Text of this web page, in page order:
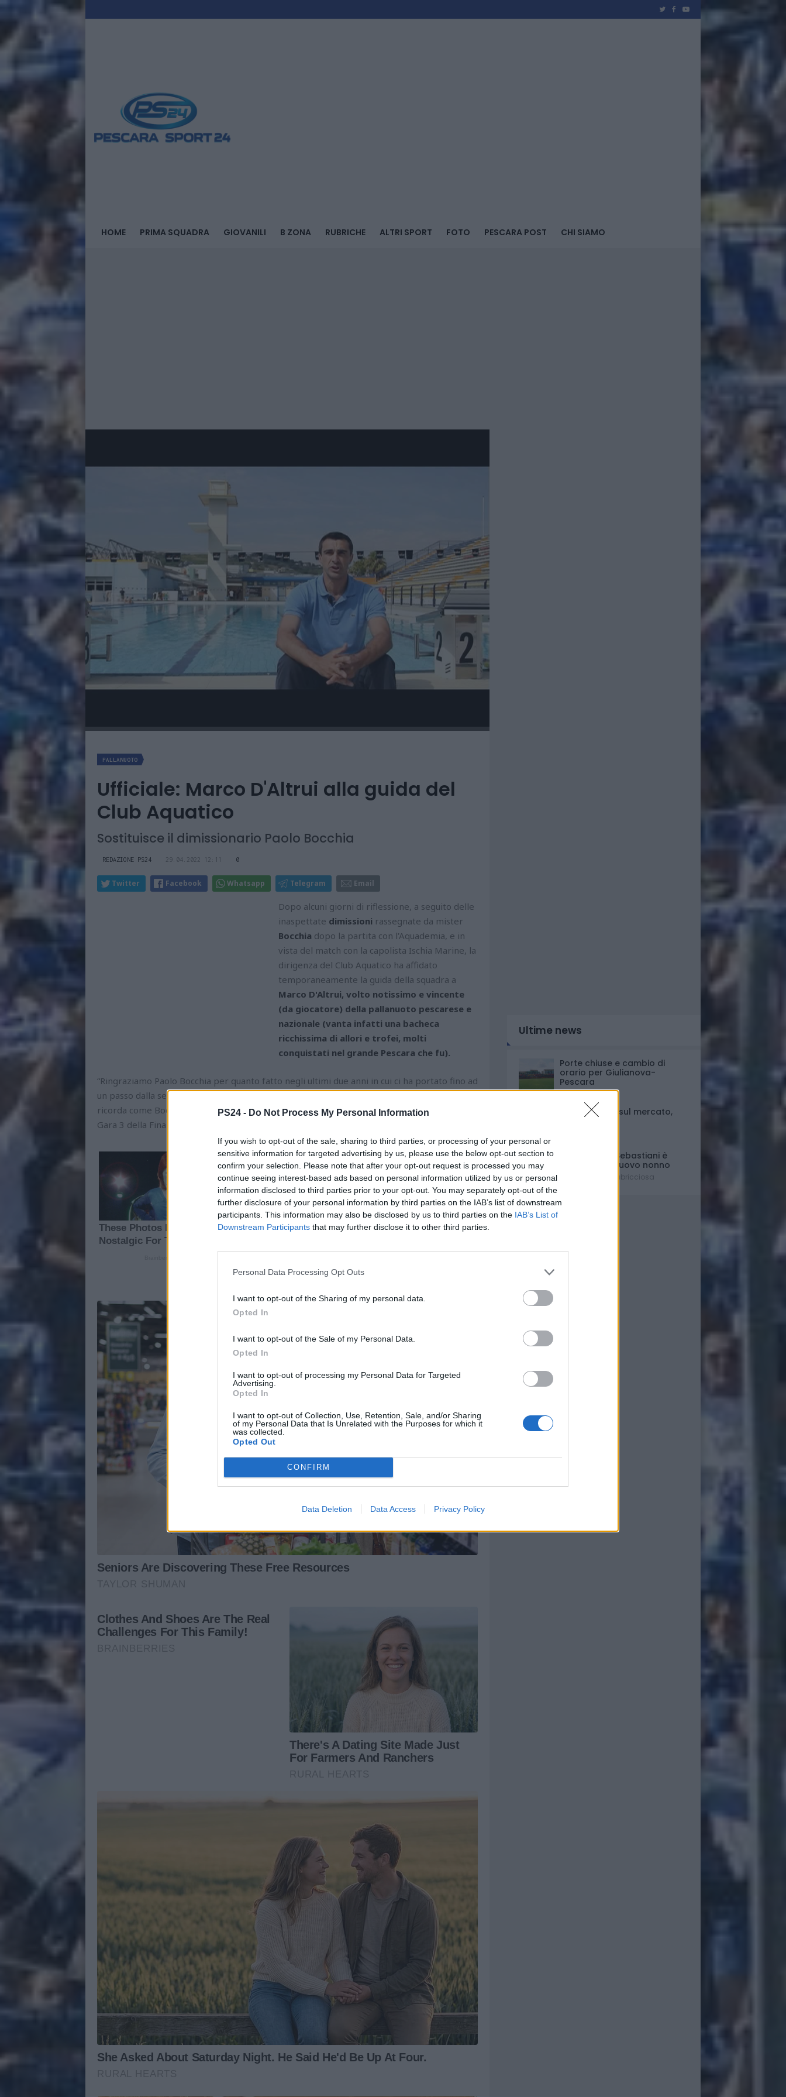
PS24 - Do Not Process My Personal Information
If you wish to opt-out of the sale, sharing to third parties, or processing of your personal or
sensitive information for targeted advertising by us, please use the below opt-out section to
confirm your selection. Please note that after your opt-out request is processed you may
continue seeing interest-based ads based on personal information utilized by us or personal
information disclosed to third parties prior to your opt-out. You may separately opt-out of the
further disclosure of your personal information by third parties on the IAB’s list of downstream
participants. This information may also be disclosed by us to third parties on the IAB’s List of
Downstream Participants that may further disclose it to other third parties.
Personal Data Processing Opt Outs
I want to opt-out of the Sharing of my personal data.
Opted In
I want to opt-out of the Sale of my Personal Data.
Opted In
I want to opt-out of processing my Personal Data for Targeted
Advertising.
Opted In
I want to opt-out of Collection, Use, Retention, Sale, and/or Sharing
of my Personal Data that Is Unrelated with the Purposes for which it
was collected.
Opted Out
CONFIRM
Data Deletion Data Access Privacy Policy
HOME PRIMA SQUADRA GIOVANILI B ZONA RUBRICHE ALTRI SPORT FOTO PESCARA POST CHI SIAMO
PALLANUOTO
Ufficiale: Marco D'Altrui alla guida del
Club Aquatico
Sostituisce il dimissionario Paolo Bocchia
REDAZIONE PS24 29.04.2022 12:11 0
Twitter Facebook Whatsapp Telegram Email
Dopo alcuni giorni di riflessione, a seguito delle
inaspettate dimissioni rassegnate da mister
Bocchia dopo la partita con l'Aquademia, e in
vista del match con la capolista Ischia Marine, la
dirigenza del Club Aquatico ha affidato
temporaneamente la guida della squadra a
Marco D'Altrui, volto notissimo e vincente
(da giocatore) della pallanuoto pescarese e
nazionale (vanta infatti una bacheca
ricchissima di allori e trofei, molti
conquistati nel grande Pescara che fu).
“Ringraziamo Paolo Bocchia per quanto fatto negli ultimi due anni in cui ci ha portato fino ad
un passo dalla serie A2”, si legge nello scarno comunicato diramato dal Club Aquatico che
ricorda come Bocchia, l'anno scorso miglior tecnico di tutta la categoria, ha portato il Club in
Gara 3 della Finale Playoff.
Ultime news
Porte chiuse e cambio di
orario per Giulianova-
Pescara
Ultim'ora
Fase di stallo sul mercato,
Il presidente Sebastiani è
diventato di nuovo nonno
È nato Lorenzo Labricciosa